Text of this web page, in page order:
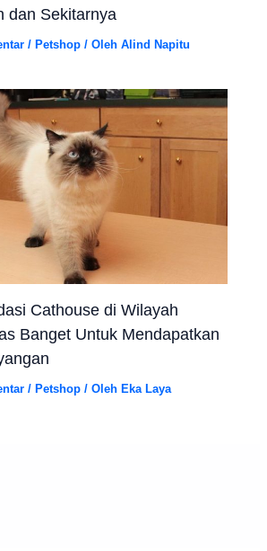
dan Sekitarnya
/ Petshop / OlehAlind Napitu
Cathouse di Wilayah
Banget Untuk Mendapatkan
/Petshop / OlehEka Laya